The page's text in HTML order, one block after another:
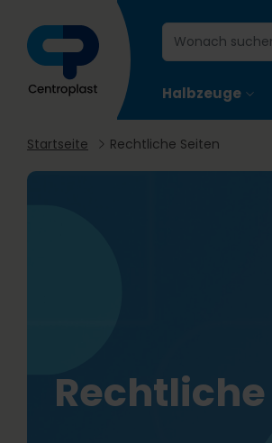
Halbzeuge
Startseite Rechtliche Seiten